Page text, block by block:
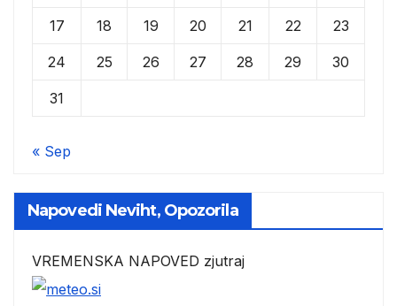
17 18 19 20 21 22 23
24 25 26 27 28 29 30
31
« Sep
Napovedi Neviht, Opozorila
VREMENSKA NAPOVED zjutraj